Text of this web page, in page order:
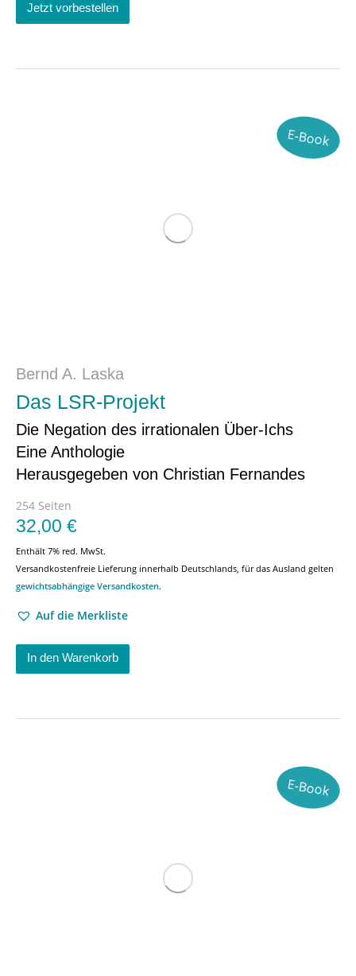
Jetzt vorbestellen
E-Book
Bernd A. Laska
Das LSR-Projekt
Die Negation des irrationalen Über-Ichs
Eine Anthologie
Herausgegeben von Christian Fernandes
254 Seiten
32,00 €
Enthält 7% red. MwSt.
Versandkostenfreie Lieferung innerhalb Deutschlands, für das Ausland gelten
gewichtsabhängige Versandkosten.
Auf die Merkliste
In den Warenkorb
E-Book